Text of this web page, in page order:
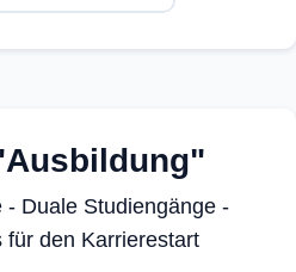
- Duale Studiengänge -
für den Karrierestart